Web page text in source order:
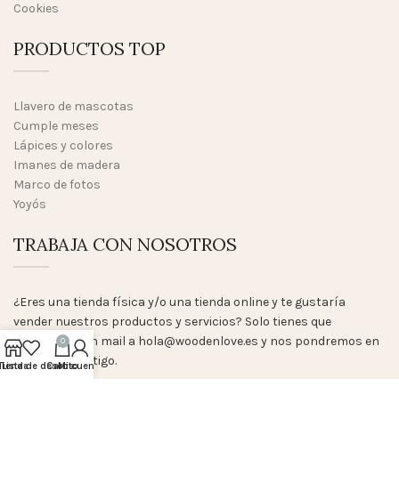
Cookies
PRODUCTOS TOP
Llavero de mascotas
Cumple meses
Lápices y colores
Imanes de madera
Marco de fotos
Yoyós
TRABAJA CON NOSOTROS
¿Eres una tienda física y/o una tienda online y te gustaría
vender nuestros productos y servicios? Solo tienes que
escribirnos un mail a hola@woodenlove.es y nos pondremos en
contacto contigo.
Lista de deseos
0
Carrito
Mi cuenta